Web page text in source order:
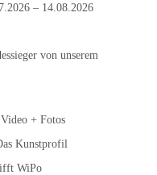
– 14.08.2026
von unserem
+ Fotos
Kunstprofil
WiPo